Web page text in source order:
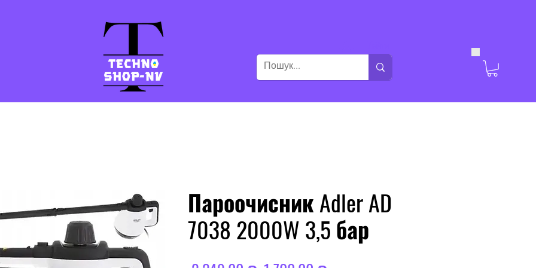
Пароочисник Adler AD
7038 2000W 3,5 бар